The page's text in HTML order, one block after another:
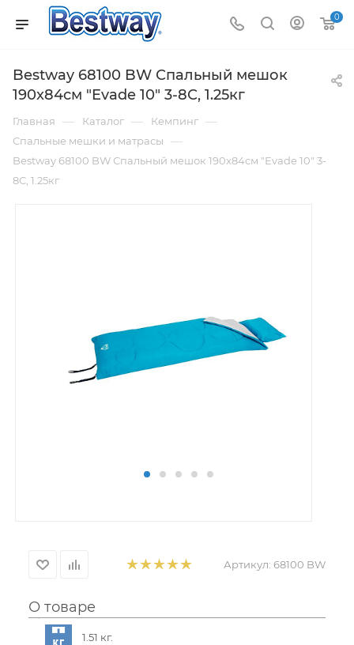
0
Bestway 68100 BW Спальный мешок
190x84см "Evade 10" 3-8С, 1.25кг
Главная — Каталог — Кемпинг —
Спальные мешки и матрасы —
Bestway 68100 BW Спальный мешок 190x84см "Evade 10" 3-
8С, 1.25кг
Артикул: 68100 BW
О товаре
1.51 кг.